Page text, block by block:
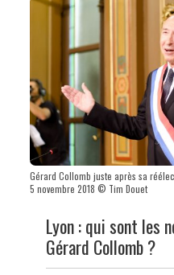
Gérard Collomb juste après sa
5 novembre 2018 © Tim Douet
Lyon : qui sont les
Gérard Collomb ?